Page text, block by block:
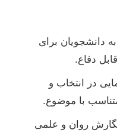
دانشجویان برای
دفاع.
در انتخاب و
با موضوع.
روان و علمی